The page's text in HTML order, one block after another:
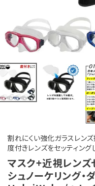
割れにくい強化ガラスレンズ
度付きレンズをセッティング
マスク+近視レンズ
シュノーケリング・